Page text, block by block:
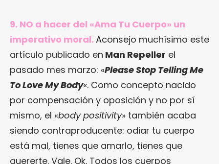
9. NO a hacer del «Ama Tu Cuerpo» un
imperativo moral. Aconsejo muchísimo este
artículo publicado en Man Repeller el
pasado mes marzo: «Please Stop Telling Me
To Love My Body«. Como concepto nacido
por compensación y oposición y no por sí
mismo, el «body positivity» también acaba
siendo contraproducente: odiar tu cuerpo
está mal, tienes que amarlo, tienes que
quererte. Vale. Ok. Todos los cuerpos